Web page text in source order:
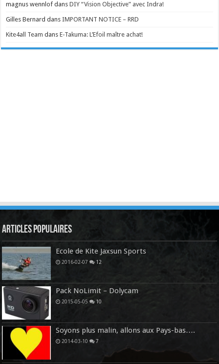
magnus wennlof dansDIY “Vision Objective” avec Indra!
Gilles Bernard dansIMPORTANT NOTICE – RRD
Kite4all Team dansE-Takuma: L’Efoil maître achat!
Articles Populaires
Ecole de Kite Jaxsun Sports
2016-02-07 12
Pack NoLimit – Dolycam
2015-05-05 10
Soyons plus malin, allons aux Pays-bas….
2014-03-10 7